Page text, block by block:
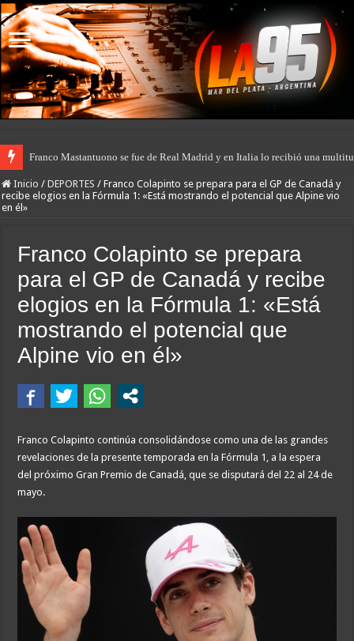
Franco Mastantuono se fue de Real Madrid y en Italia lo recibió una
Inicio / DEPORTES / Franco Colapinto se prepara para el GP de Canadá y
recibe elogios en la Fórmula 1: «Está mostrando el potencial que Alpine vio
en él»
Franco Colapinto se prepara
para el GP de Canadá y recibe
elogios en la Fórmula 1: «Está
mostrando el potencial que
Alpine vio en él»
Franco Colapinto continúa consolidándose como una de las grandes
revelaciones de la presente temporada en la Fórmula 1, a la espera
del próximo Gran Premio de Canadá, que se disputará del 22 al 24 de
mayo.